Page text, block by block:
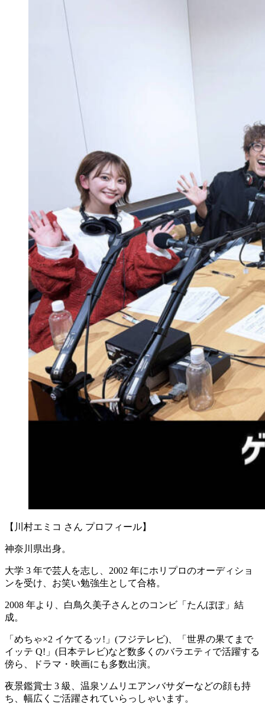
【川村エミコ さん プロフィール】
神奈川県出身。
大学 3 年で芸人を志し、2002 年にホリプロのオーディショ
ンを受け、お笑い勉強生として合格。
2008 年より、白鳥久美子さんとのコンビ「たんぽぽ」結
成。
「めちゃ×2 イケてるッ!」(フジテレビ)、「世界の果てまで
イッテ Q!」(日本テレビ)など数多くのバラエティで活躍する
傍ら、ドラマ・映画にも多数出演。
夜景鑑賞士 3 級、温泉ソムリエアンバサダーなどの顔も持
ち、幅広くご活躍されていらっしゃいます。